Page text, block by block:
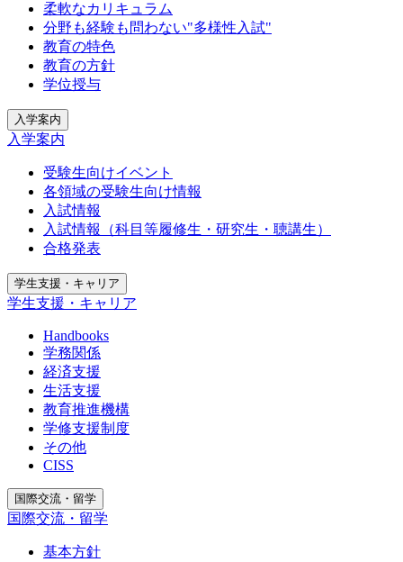
柔軟なカリキュラム
分野も経験も問わない"多様性入試"
教育の特色
教育の方針
学位授与
入学案内
入学案内
受験生向けイベント
各領域の受験生向け情報
入試情報
入試情報（科目等履修生・研究生・聴講生）
合格発表
学生支援・キャリア
学生支援・キャリア
Handbooks
学務関係
経済支援
生活支援
教育推進機構
学修支援制度
その他
CISS
国際交流・留学
国際交流・留学
基本方針